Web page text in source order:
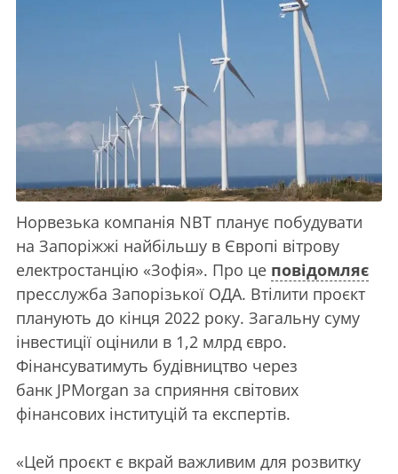
Норвезька компанія NBT планує побудувати
на Запоріжжі найбільшу в Європі вітрову
електростанцію «Зофія». Про це повідомляє
пресслужба Запорізької ОДА. Втілити проєкт
планують до кінця 2022 року. Загальну суму
інвестиції оцінили в 1,2 млрд євро.
Фінансуватимуть будівництво через
банк JPMorgan за сприяння світових
фінансових інституцій та експертів.
«Цей проєкт є вкрай важливим для розвитку